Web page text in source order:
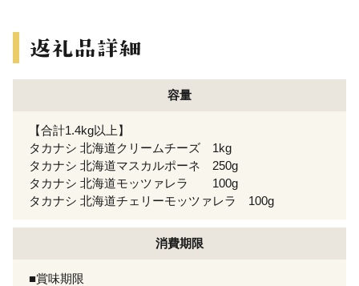
容量
【合計1.4kg以上】
タカナシ 北海道クリームチーズ 1kg
タカナシ 北海道マスカルポーネ 250g
タカナシ 北海道モッツァレラ 100g
タカナシ 北海道チェリーモッツァレラ 100g
消費期限
■賞味期限